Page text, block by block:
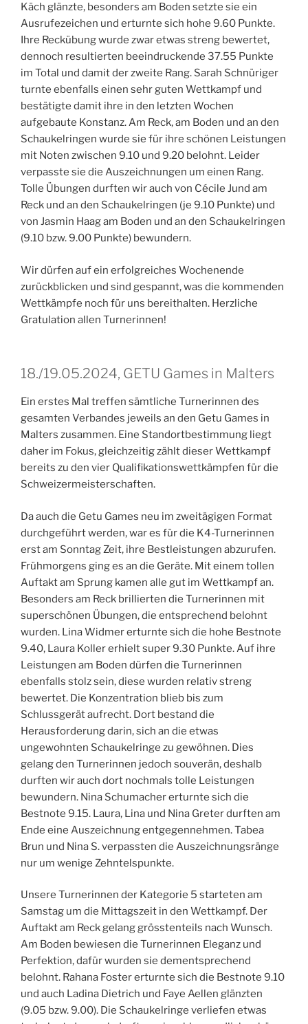
Käch glänzte, besonders am Boden setzte sie ein
Ausrufezeichen und erturnte sich hohe 9.60 Punkte.
Ihre Reckübung wurde zwar etwas streng bewertet,
dennoch resultierten beeindruckende 37.55 Punkte
im Total und damit der zweite Rang. Sarah Schnüriger
turnte ebenfalls einen sehr guten Wettkampf und
bestätigte damit ihre in den letzten Wochen
aufgebaute Konstanz. Am Reck, am Boden und an den
Schaukelringen wurde sie für ihre schönen Leistungen
mit Noten zwischen 9.10 und 9.20 belohnt. Leider
verpasste sie die Auszeichnungen um einen Rang.
Tolle Übungen durften wir auch von Cécile Jund am
Reck und an den Schaukelringen (je 9.10 Punkte) und
von Jasmin Haag am Boden und an den Schaukelringen
(9.10 bzw. 9.00 Punkte) bewundern.
Wir dürfen auf ein erfolgreiches Wochenende
zurückblicken und sind gespannt, was die kommenden
Wettkämpfe noch für uns bereithalten. Herzliche
Gratulation allen Turnerinnen!
18./19.05.2024, GETU Games in Malters
Ein erstes Mal treffen sämtliche Turnerinnen des
gesamten Verbandes jeweils an den Getu Games in
Malters zusammen. Eine Standortbestimmung liegt
daher im Fokus, gleichzeitig zählt dieser Wettkampf
bereits zu den vier Qualifikationswettkämpfen für die
Schweizermeisterschaften.
Da auch die Getu Games neu im zweitägigen Format
durchgeführt werden, war es für die K4-Turnerinnen
erst am Sonntag Zeit, ihre Bestleistungen abzurufen.
Frühmorgens ging es an die Geräte. Mit einem tollen
Auftakt am Sprung kamen alle gut im Wettkampf an.
Besonders am Reck brillierten die Turnerinnen mit
superschönen Übungen, die entsprechend belohnt
wurden. Lina Widmer erturnte sich die hohe Bestnote
9.40, Laura Koller erhielt super 9.30 Punkte. Auf ihre
Leistungen am Boden dürfen die Turnerinnen
ebenfalls stolz sein, diese wurden relativ streng
bewertet. Die Konzentration blieb bis zum
Schlussgerät aufrecht. Dort bestand die
Herausforderung darin, sich an die etwas
ungewohnten Schaukelringe zu gewöhnen. Dies
gelang den Turnerinnen jedoch souverän, deshalb
durften wir auch dort nochmals tolle Leistungen
bewundern. Nina Schumacher erturnte sich die
Bestnote 9.15. Laura, Lina und Nina Greter durften am
Ende eine Auszeichnung entgegennehmen. Tabea
Brun und Nina S. verpassten die Auszeichnungsränge
nur um wenige Zehntelspunkte.
Unsere Turnerinnen der Kategorie 5 starteten am
Samstag um die Mittagszeit in den Wettkampf. Der
Auftakt am Reck gelang grösstenteils nach Wunsch.
Am Boden bewiesen die Turnerinnen Eleganz und
Perfektion, dafür wurden sie dementsprechend
belohnt. Rahana Foster erturnte sich die Bestnote 9.10
und auch Ladina Dietrich und Faye Aellen glänzten
(9.05 bzw. 9.00). Die Schaukelringe verliefen etwas